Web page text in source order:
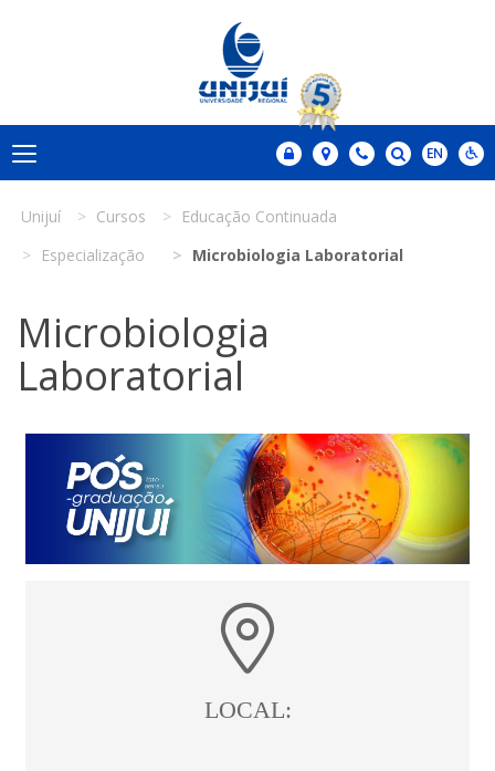
Unijuí Cursos
Educação Continuada
Especialização
Microbiologia Laboratorial
Microbiologia
Laboratorial